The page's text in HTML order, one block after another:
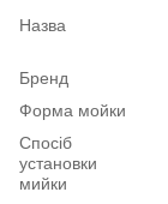
Назва
Бренд
Форма мойки
Спосіб
установки
мийки